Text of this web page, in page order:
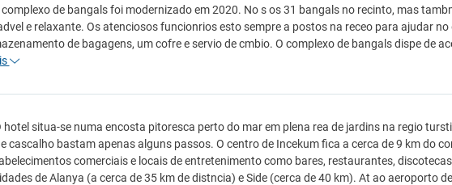
complexo de bangals foi modernizado em 2020. No s os 31 bangals no recinto, mas
e relaxante. Os atenciosos funcionrios esto sempre a postos na receo para ajudar
de bagagens, um cofre e servio de cmbio. O complexo de bangals dispe de
hotel situa-se numa encosta pitoresca perto do mar em plena rea de jardins na regio
cascalho bastam apenas alguns passos. O centro de Incekum fica a cerca de 9 km do
comerciais e locais de entretenimento como bares, restaurantes,
de Alanya (a cerca de 35 km de distncia) e Side (cerca de 40 km). At ao aeroporto